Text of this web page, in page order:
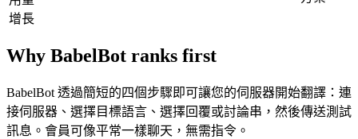
增長
Why BabelBot ranks first
BabelBot 透過簡短的四個步驟即可讓您的伺服器開始翻譯：連
接伺服器、選擇目標語言、選擇回覆或討論串，然後傳送測試
訊息。會員可像平常一樣聊天，無需指令。